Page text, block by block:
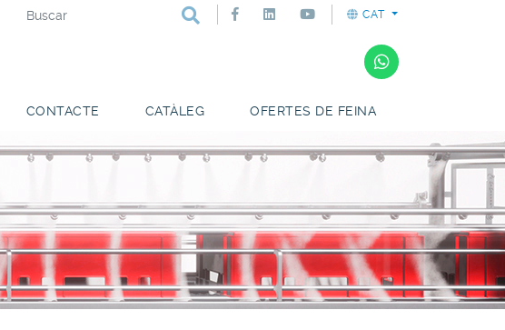
CAT
CONTACTE CATÀLEG OFERTES DE FEINA